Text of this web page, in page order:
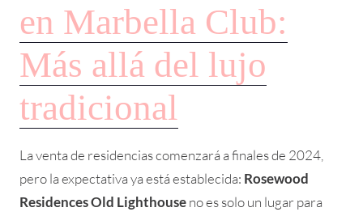
en Marbella Club:
Más allá del lujo
tradicional
La venta de residencias comenzará a finales de 2024,
pero la expectativa ya está establecida: Rosewood
Residences Old Lighthouseno es solo un lugar para